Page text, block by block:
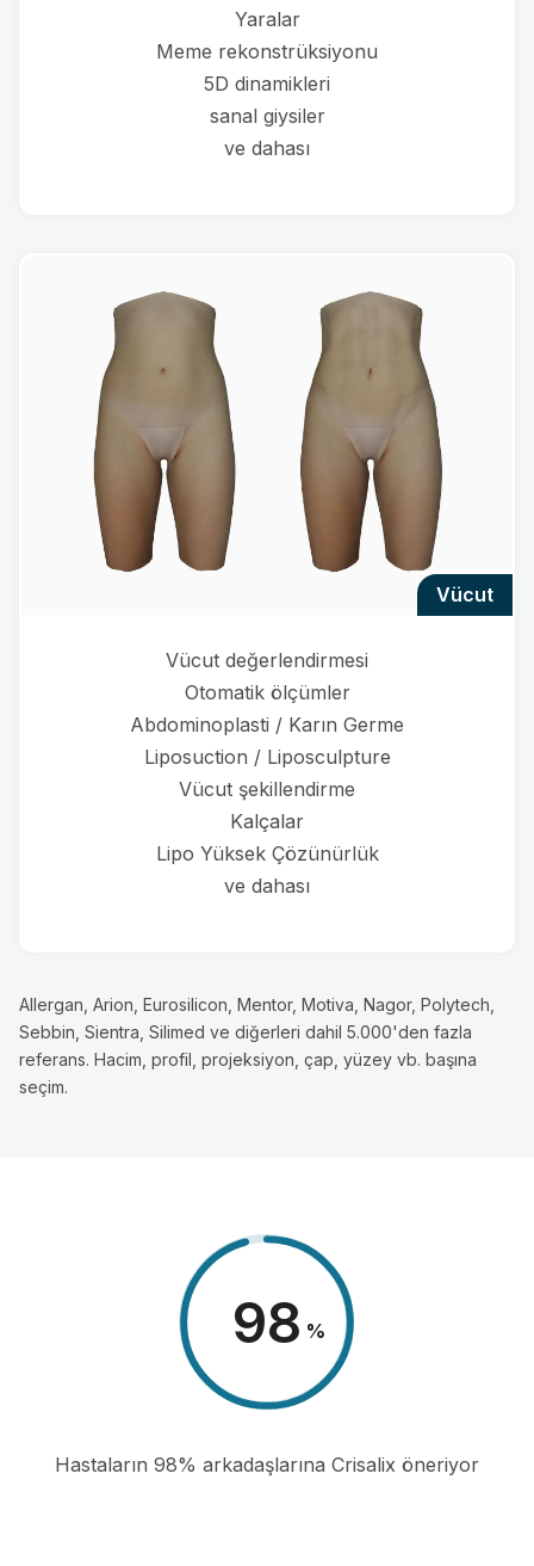
Yaralar
Meme rekonstrüksiyonu
5D dinamikleri
sanal giysiler
ve dahası
vücut
Vücut değerlendirmesi
Otomatik ölçümler
Abdominoplasti / Karın Germe
Liposuction / Liposculpture
Vücut şekillendirme
Kalçalar
Lipo Yüksek Çözünürlük
ve dahası
Allergan, Arion, Eurosilicon, Mentor, Motiva, Nagor, Polytech,
Sebbin, Sientra, Silimed ve diğerleri dahil 5.000'den fazla
referans. Hacim, profil, projeksiyon, çap, yüzey vb. başına
seçim.
98 %
Hastaların 98% arkadaşlarına Crisalix öneriyor